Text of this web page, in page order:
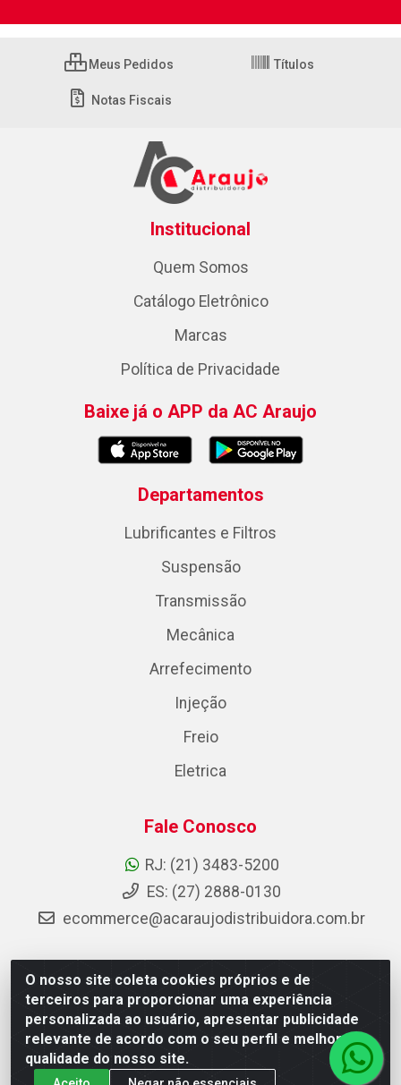
O nosso site coleta cookies próprios e de
terceiros para proporcionar uma experiência
personalizada ao usuário, apresentar publicidade
relevante de acordo com o seu perfil e melhorar a
qualidade do nosso site.
Meus Pedidos Títulos
Notas Fiscais
Institucional
Quem Somos
Catálogo Eletrônico
Marcas
Política de Privacidade
Baixe já o APP da AC Araujo
Departamentos
Lubrificantes e Filtros
Suspensão
Transmissão
Mecânica
Arrefecimento
Injeção
Freio
Eletrica
Fale Conosco
RJ: (21) 3483-5200
ES: (27) 2888-0130
ecommerce@acaraujodistribuidora.com.br
AC Araujo Distribuidora - Rua Carneiro de Campos, 42 -
São Cristóvão, Rio de Janeiro/RJ - CEP 20.920-410 -
CNPJ 08.744.753/0003-85